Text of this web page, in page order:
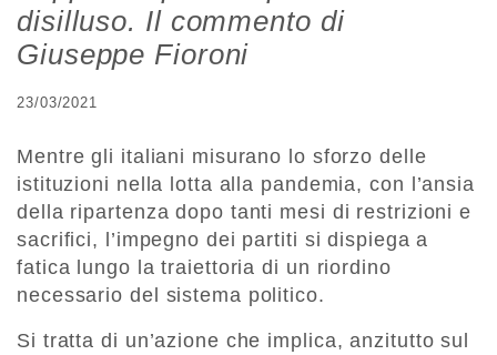
disilluso. Il commento di
Giuseppe Fioroni
23/03/2021
Mentre gli italiani misurano lo sforzo delle
istituzioni nella lotta alla pandemia, con l’ansia
della ripartenza dopo tanti mesi di restrizioni e
sacrifici, l’impegno dei partiti si dispiega a
fatica lungo la traiettoria di un riordino
necessario del sistema politico.
Si tratta di un’azione che implica, anzitutto sul